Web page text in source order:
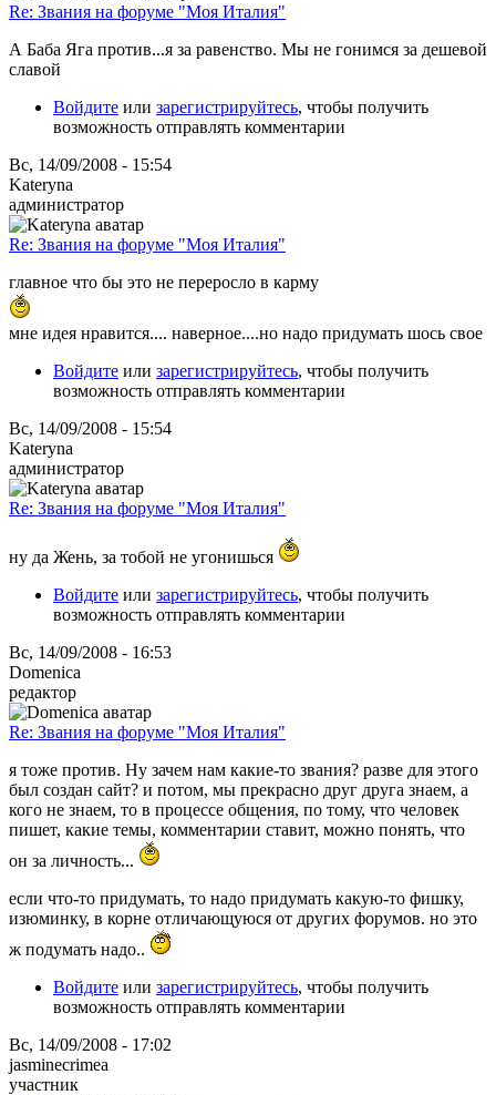
Re: Звания на форуме "Моя Италия"
А Баба Яга против...я за равенство. Мы не гонимся за дешевой
славой
Войдите или зарегистрируйтесь, чтобы получить
возможность отправлять комментарии
Вс, 14/09/2008 - 15:54
Kateryna
администратор
Re: Звания на форуме "Моя Италия"
главное что бы это не переросло в карму
мне идея нравится.... наверное....но надо придумать шось свое
Войдите или зарегистрируйтесь, чтобы получить
возможность отправлять комментарии
Вс, 14/09/2008 - 15:54
Kateryna
администратор
Re: Звания на форуме "Моя Италия"
ну да Жень, за тобой не угонишься
Войдите или зарегистрируйтесь, чтобы получить
возможность отправлять комментарии
Вс, 14/09/2008 - 16:53
Domenica
редактор
Re: Звания на форуме "Моя Италия"
я тоже против. Ну зачем нам какие-то звания? разве для этого
был создан сайт? и потом, мы прекрасно друг друга знаем, а
кого не знаем, то в процессе общения, по тому, что человек
пишет, какие темы, комментарии ставит, можно понять, что
он за личность...
если что-то придумать, то надо придумать какую-то фишку,
изюминку, в корне отличающуюся от других форумов. но это
ж подумать надо..
Войдите или зарегистрируйтесь, чтобы получить
возможность отправлять комментарии
Вс, 14/09/2008 - 17:02
jasminecrimea
участник